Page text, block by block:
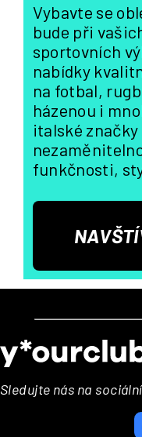
Vybavte se
bude při
sportovních
nabídky
na fotbal,
házenou i
italské
funkčnosti,
á
p
a
Sledujte nás na